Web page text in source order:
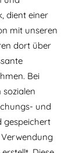
dient einer
mit unseren
dort über
Bei
und
gespeichert